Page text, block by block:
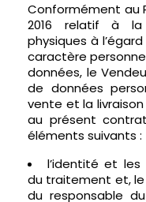
Conformément au
2016 relatif à la
physiques à
caractère
données, le
de données
vente et la
au présent
éléments suivants :
l’identité et les
du traitement et,
du responsable